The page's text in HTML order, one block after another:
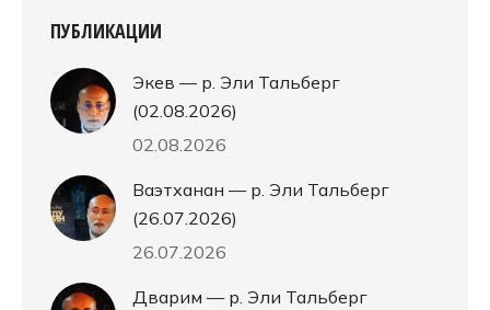
ПУБЛИКАЦИИ
Экев — р. Эли Тальберг
(02.08.2026)
02.08.2026
Ваэтханан — р. Эли Тальберг
(26.07.2026)
26.07.2026
Дварим — р. Эли Тальберг